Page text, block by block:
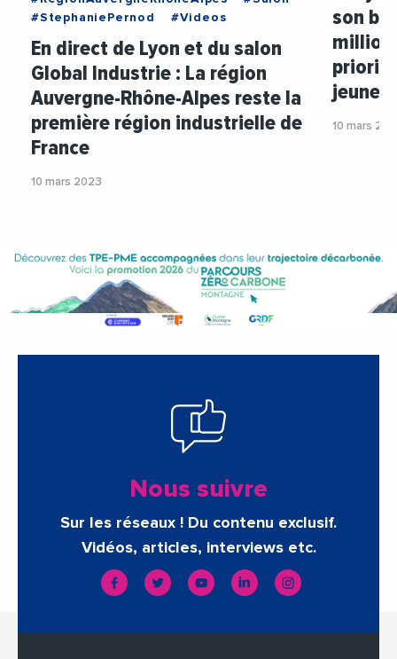
#StephaniePernod
#Videos
En direct de Lyon et du salon
Global Industrie : La région
Auvergne-Rhône-Alpes reste la
première région industrielle de
France
10 mars 2023
son
10 mars
Nous suivre
Sur les réseaux ! Du contenu exclusif.
Vidéos, articles, interviews etc.